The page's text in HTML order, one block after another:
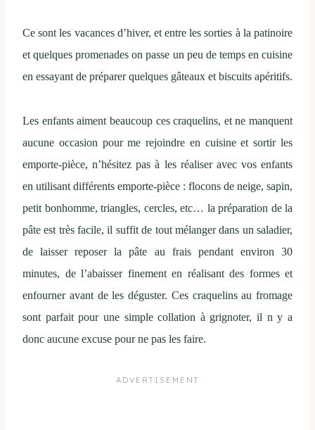
Ce sont les vacances d’hiver, et entre les sorties à la patinoire
et quelques promenades on passe un peu de temps en cuisine
en essayant de préparer quelques gâteaux et biscuits apéritifs.
Les enfants aiment beaucoup ces craquelins, et ne manquent
aucune occasion pour me rejoindre en cuisine et sortir les
emporte-pièce, n’hésitez pas à les réaliser avec vos enfants
en utilisant différents emporte-pièce : flocons de neige, sapin,
petit bonhomme, triangles, cercles, etc… la préparation de la
pâte est très facile, il suffit de tout mélanger dans un saladier,
de laisser reposer la pâte au frais pendant environ 30
minutes, de l’abaisser finement en réalisant des formes et
enfourner avant de les déguster. Ces craquelins au fromage
sont parfait pour une simple collation à grignoter, il n y a
donc aucune excuse pour ne pas les faire.